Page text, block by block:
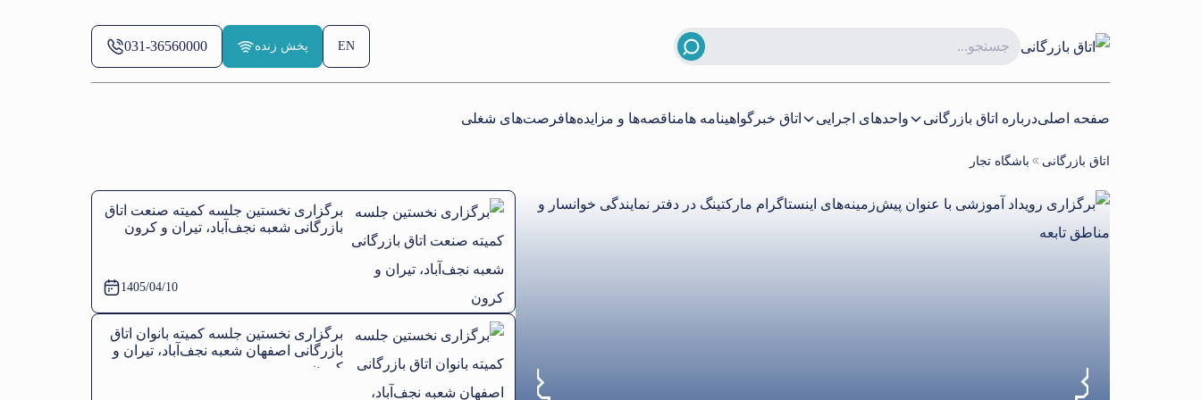
EN پخش زنده 031-36560000
صفحه اصلیدرباره اتاق بازرگانی واحدهای اجرایی اتاق خبر گواهینامه هامناقصه‌ها و مزایده‌هافرصت‌های شغلی
اتاق بازرگانی باشگاه تجار
برگزاری نخستین جلسه کمیته صنعت اتاق
بازرگانی شعبه نجف‌آباد، تیران و کرون
1405/04/10
برگزاری نخستین جلسه کمیته بانوان اتاق
بازرگانی اصفهان شعبه نجف‌آباد، تیران و
کرون